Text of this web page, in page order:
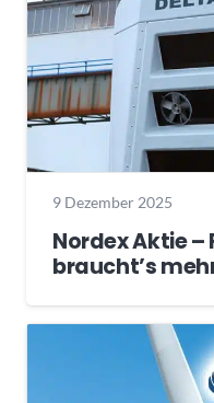
9 Dezember 2025
Nordex Aktie –
braucht’s